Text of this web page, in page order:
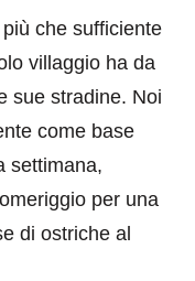
che sufficiente
villaggio ha da
sue stradine. Noi
come base
settimana,
per una
di ostriche al